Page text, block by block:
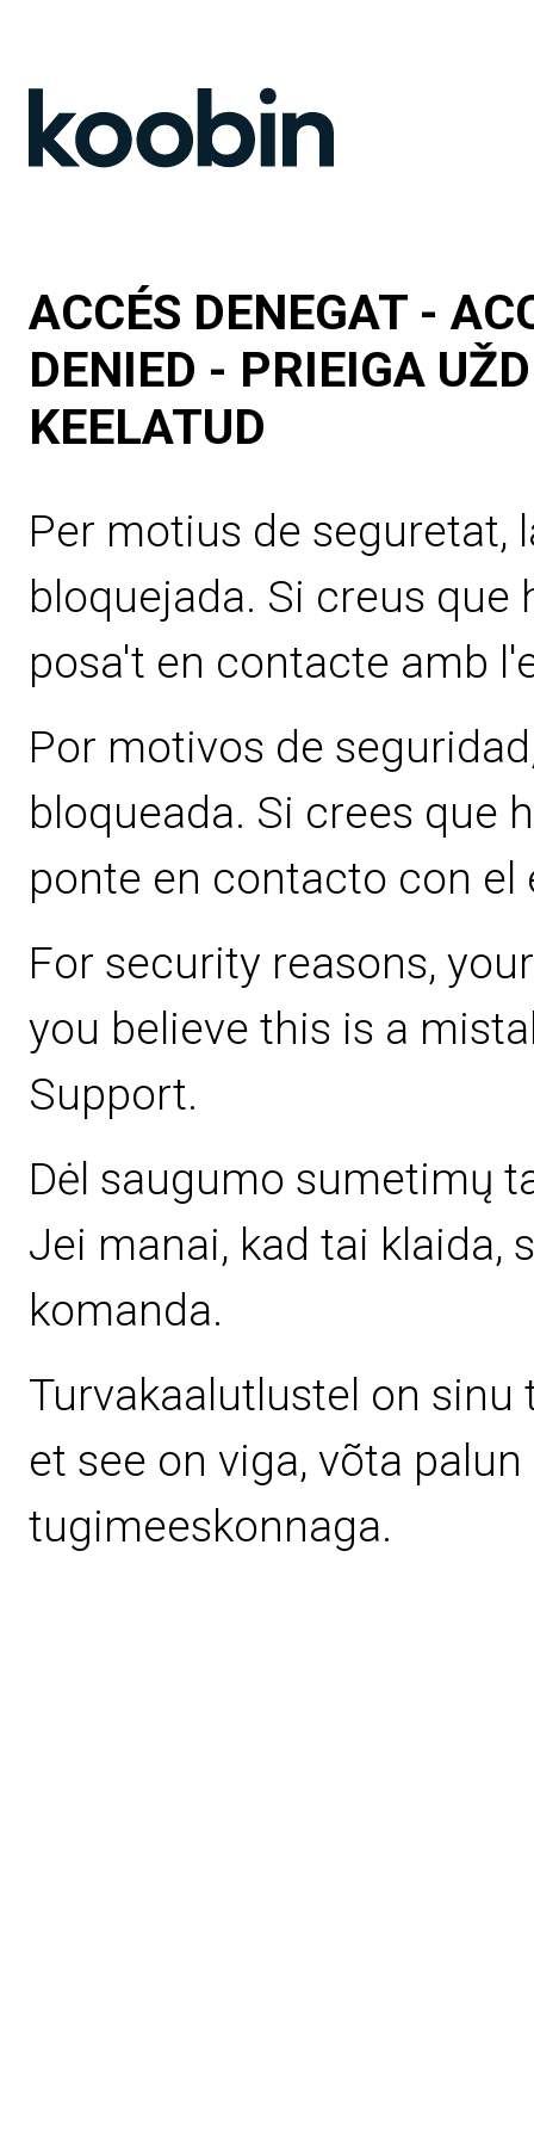
ACCÉS DENEGAT -
DENIED - PRIEIGA
KEELATUD
Per motius de seguretat,
bloquejada. Si creus que
posa't en contacte amb
Por motivos de
bloqueada. Si crees que
ponte en contacto con el
For security reasons,
you believe this is a
Support.
Dėl saugumo sumetimų
Jei manai, kad tai klaida,
komanda.
Turvakaalutlustel on
et see on viga, võta
tugimeeskonnaga.